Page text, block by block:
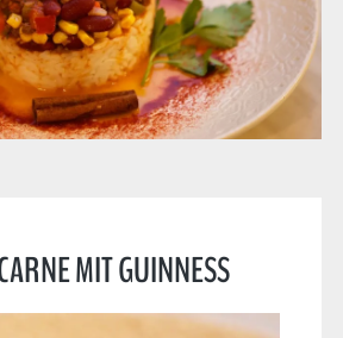
MIT GUINNESS